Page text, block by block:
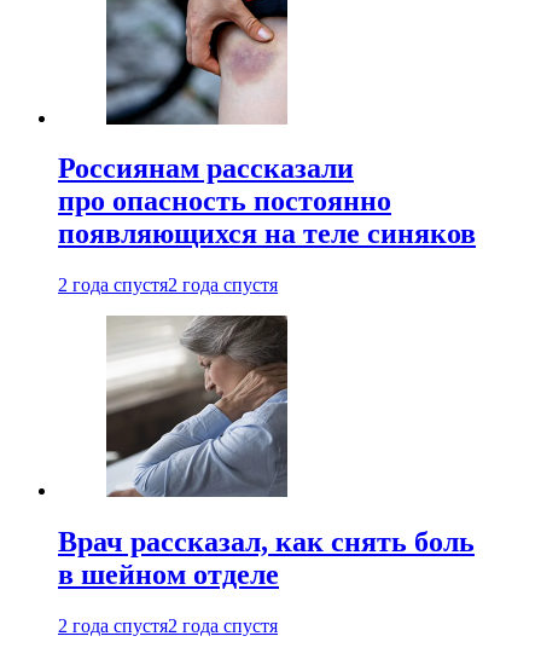
Россиянам рассказали
про опасность постоянно
появляющихся на теле синяков
2 года спустя2 года спустя
Врач рассказал, как снять боль
в шейном отделе
2 года спустя2 года спустя